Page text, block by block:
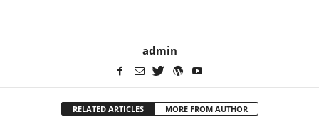
admin
RELATED ARTICLES MORE FROM AUTHOR